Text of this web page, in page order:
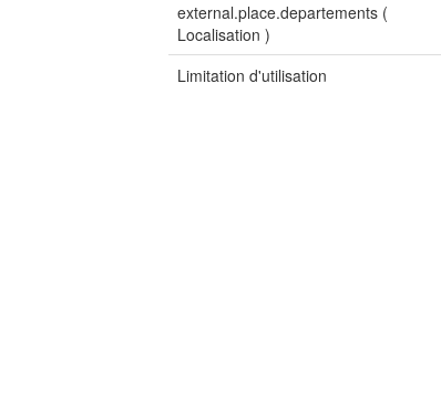
external.place.departements (
Localisation )
Limitation d'utilisation